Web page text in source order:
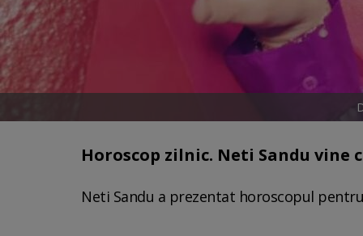
Horoscop zilnic. Neti Sandu
Neti Sandu a prezentat horoscopul